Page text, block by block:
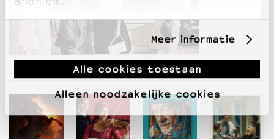
Meer informatie
Alle cookies toestaan
Alleen noodzakelijke cookies